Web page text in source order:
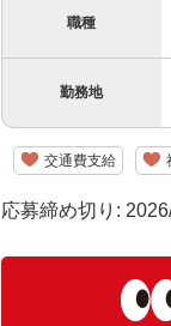
職種
勤務地
交通費支給
応募締め切り: